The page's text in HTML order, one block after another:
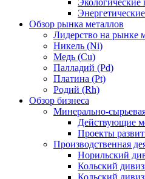
Экологические
Обзор рынка металлов
Лидерство на рынке
Никель (Ni)
Медь (Cu)
Палладий (Pd)
Платина (Pt)
Родий (Rh)
Обзор бизнеса
Минерально-
Действующие
Проекты
Производственная
Норильский
Кольский
Кольский